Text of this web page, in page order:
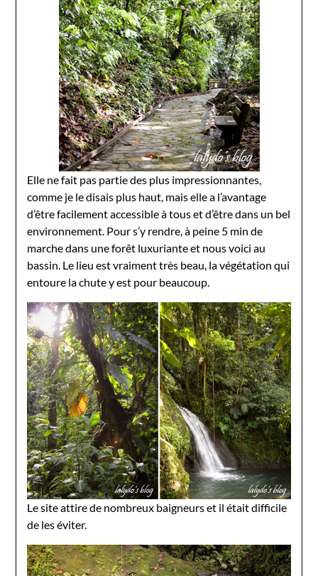
Elle ne fait pas partie des plus impressionnantes,
comme je le disais plus haut, mais elle a l’avantage
d’être facilement accessible à tous et d’être dans un bel
environnement. Pour s’y rendre, à peine 5 min de
marche dans une forêt luxuriante et nous voici au
bassin. Le lieu est vraiment très beau, la végétation qui
entoure la chute y est pour beaucoup.
Le site attire de nombreux baigneurs et il était difficile
de les éviter.